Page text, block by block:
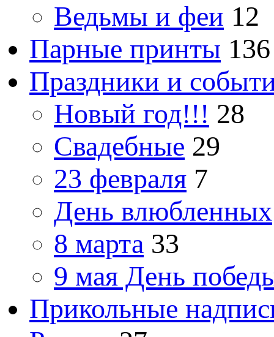
Ведьмы и феи 12
Парные принты 136
Праздники и
Новый год!!! 28
Свадебные 29
23 февраля 7
День влюбленных
8 марта 33
9 мая День
Прикольные